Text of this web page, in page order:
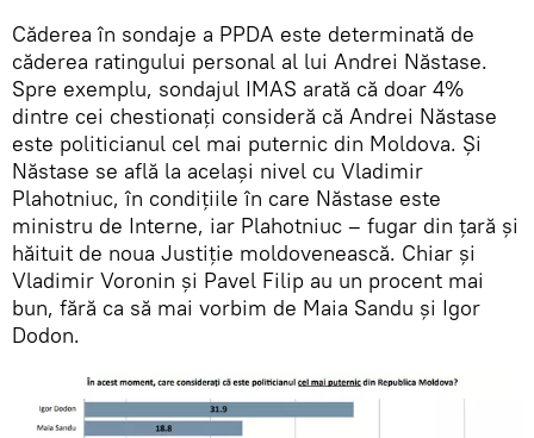
Căderea în sondaje a PPDA este determinată de
căderea ratingului personal al lui Andrei Năstase.
Spre exemplu, sondajul IMAS arată că doar 4%
dintre cei chestionați consideră că Andrei Năstase
este politicianul cel mai puternic din Moldova. Și
Năstase se află la același nivel cu Vladimir
Plahotniuc, în condițiile în care Năstase este
ministru de Interne, iar Plahotniuc – fugar din țară și
hăituit de noua Justiție moldovenească. Chiar și
Vladimir Voronin și Pavel Filip au un procent mai
bun, fără ca să mai vorbim de Maia Sandu și Igor
Dodon.